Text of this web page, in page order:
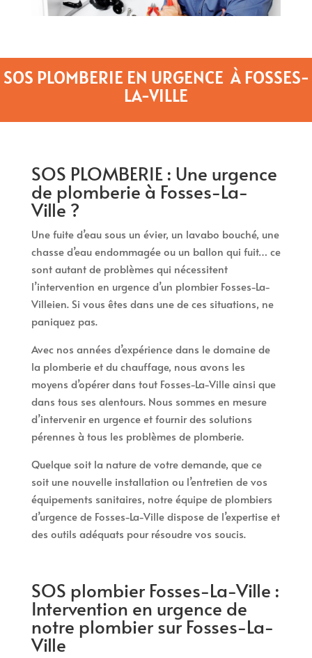
SOS PLOMBERIE EN URGENCE À FOSSES-
LA-VILLE
SOS PLOMBERIE : Une urgence
de plomberie à Fosses-La-
Ville ?
Une fuite d’eau sous un évier, un lavabo bouché, une
chasse d’eau endommagée ou un ballon qui fuit… ce
sont autant de problèmes qui nécessitent
l’intervention en urgence d’un plombier Fosses-La-
Villeien. Si vous êtes dans une de ces situations, ne
paniquez pas.
Avec nos années d’expérience dans le domaine de
la plomberie et du chauffage, nous avons les
moyens d’opérer dans tout Fosses-La-Ville ainsi que
dans tous ses alentours. Nous sommes en mesure
d’intervenir en urgence et fournir des solutions
pérennes à tous les problèmes de plomberie.
Quelque soit la nature de votre demande, que ce
soit une nouvelle installation ou l’entretien de vos
équipements sanitaires, notre équipe de plombiers
d’urgence de Fosses-La-Ville dispose de l’expertise et
des outils adéquats pour résoudre vos soucis.
SOS plombier Fosses-La-Ville :
Intervention en urgence de
notre plombier sur Fosses-La-
Ville